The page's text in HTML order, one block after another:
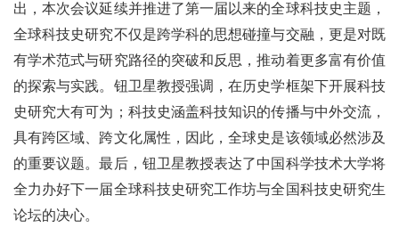
出，本次会议延续并推进了第一届以来的全球科技史主题，
全球科技史研究不仅是跨学科的思想碰撞与交融，更是对既
有学术范式与研究路径的突破和反思，推动着更多富有价值
的探索与实践。钮卫星教授强调，在历史学框架下开展科技
史研究大有可为；科技史涵盖科技知识的传播与中外交流，
具有跨区域、跨文化属性，因此，全球史是该领域必然涉及
的重要议题。最后，钮卫星教授表达了中国科学技术大学将
全力办好下一届全球科技史研究工作坊与全国科技史研究生
论坛的决心。